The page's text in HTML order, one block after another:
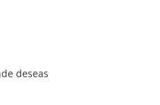
deseas